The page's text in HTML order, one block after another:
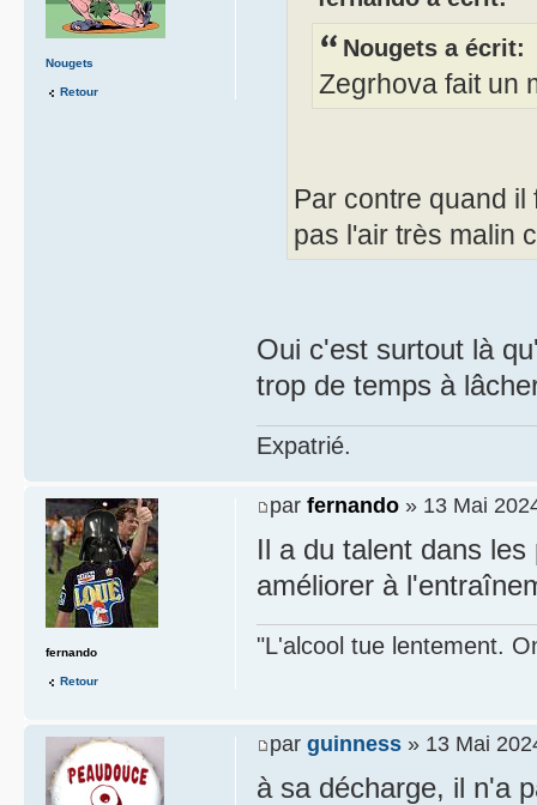
Nougets a écrit:
Zegrhova fait un
Par contre quand
pas l'air très malin
Oui c'est surtout là
trop de temps à
Expatrié.
Nougets
Retour
par fernando » 13 Mai
Il a du talent dans
améliorer à
"L'alcool tue lentement.
fernando
Retour
par guinness » 13 Mai
à sa décharge, il n'a